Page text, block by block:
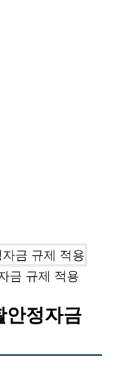
금 규제 적용
안정자금